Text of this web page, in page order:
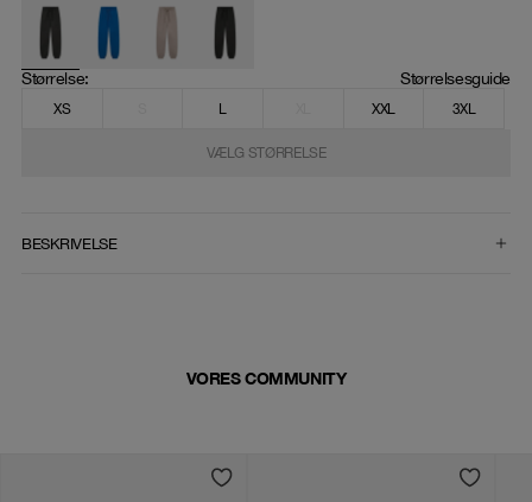
Størrelse: Størrelsesguide
XS L XXL 3XL
VÆLG STØRRELSE
BESKRIVELSE
VORES COMMUNITY